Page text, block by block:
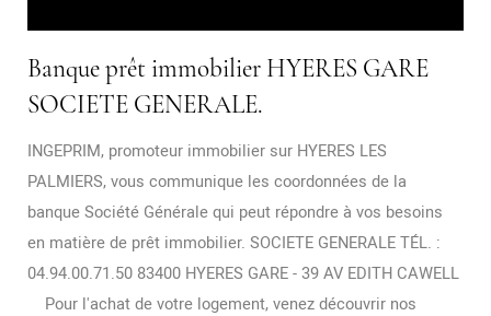
Banque prêt immobilier HYERES GARE
SOCIETE GENERALE.
INGEPRIM, promoteur immobilier sur HYERES LES
PALMIERS, vous communique les coordonnées de la
banque Société Générale qui peut répondre à vos besoins
en matière de prêt immobilier. SOCIETE GENERALE TÉL. :
04.94.00.71.50 83400 HYERES GARE - 39 AV EDITH CAWELL
Pour l'achat de votre logement, venez découvrir nos